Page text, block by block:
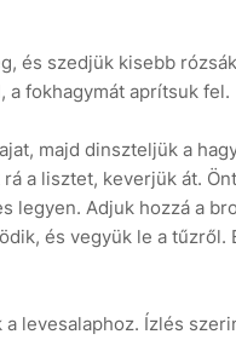
és szedjük kisebb
a fokhagymát aprítsuk fel.
majd dinszteljük a
a lisztet, keverjük át.
legyen. Adjuk hozzá a
és vegyük le a
levesalaphoz. Ízlés